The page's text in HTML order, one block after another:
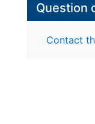
Question
Contact